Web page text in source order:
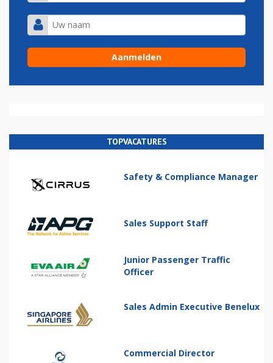
TOPVACATURES
Safety & Compliance Manager
Sales Support Staff
Junior Passenger Traffic
Officer
Sales Admin Executive Benelux
Commercial Director